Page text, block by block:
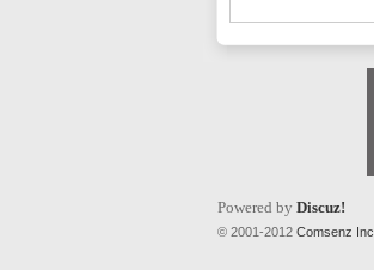
Powered by Discuz!
© 2001-2012 Comsenz Inc.